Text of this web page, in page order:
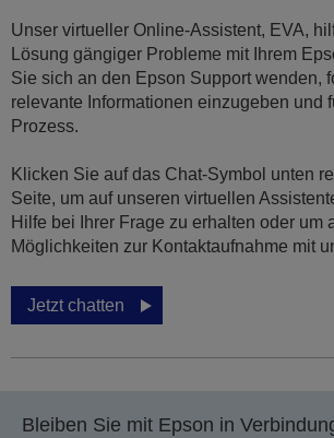
Unser virtueller Online-Assistent, EVA,
Lösung gängiger Probleme mit Ihrem
Sie sich an den Epson Support wenden,
relevante Informationen einzugeben und
Prozess.
Klicken Sie auf das Chat-Symbol unten
Seite, um auf unseren virtuellen
Hilfe bei Ihrer Frage zu erhalten oder um
Möglichkeiten zur Kontaktaufnahme mit
Jetzt chatten
Bleiben Sie mit Epson in